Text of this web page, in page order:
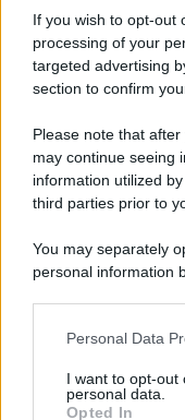
If you wish to opt-out
processing of your
targeted advertising
section to confirm
Please note that
may continue seeing
information utilized
third parties prior to
You may separately
personal information
This information
disclose it to other
Personal Data
I want to opt-out
personal data.
Opted In
© 2026 - Pianeta
Registrata Al
ISCRIZIONE AL